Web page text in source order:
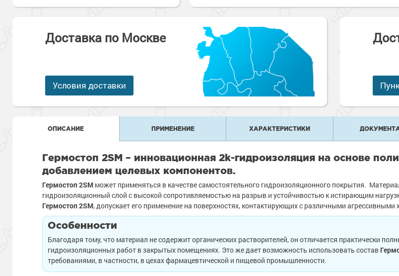
Промышленные
Промышленное оборудование
Промышленные ремонтные
покрытия для металла
Промышленные стены
Сопутствующие товары
Сопутствующие товары
бетонных полов
Морозостойкие краски для
металла
Морозостойкие краски для
Сопутствующие товары
Доставка по Москве
Условия доставки
ОПИСАНИЕ ПРИМЕНЕНИЕ ХАРАКТЕРИСТИКИ
Гермостоп 2SM – инновационная 2k-гидроизоляция на основе
добавлением целевых компонентов.
Гермостоп 2SM может применяться в качестве самостоятельного гидроизоляционного покрытия.
гидроизоляционный слой с высокой сопротивляемостью на разрыв и устойчивостью к истирающим
Гермостоп 2SM, допускает его применение на поверхностях, контактирующих с различными
Особенности
Благодаря тому, что материал не содержит органических растворителей, он отличается практически
гидроизоляционных работ в закрытых помещениях. Это же дает возможность использовать состав
требованиями, в частности, в цехах фармацевтической и пищевой промышленности.